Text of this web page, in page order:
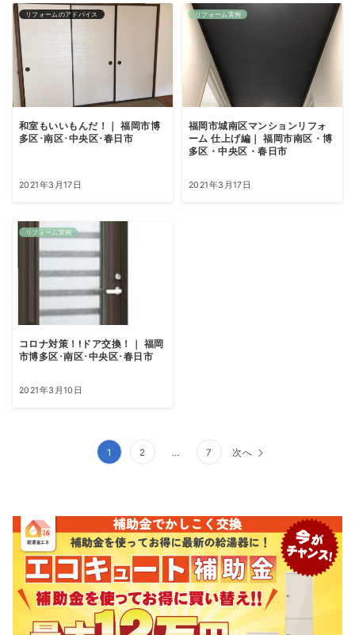
リフォームのアドバイス
和室もいいもんだ！｜ 福岡市博
多区･南区･中央区･春日市
2021年3月17日
リフォーム実例
福岡市城南区マンションリフォ
ーム 仕上げ編｜ 福岡市南区・博
多区・中央区・春日市
2021年3月17日
リフォーム実例
コロナ対策！!ドア交換！｜ 福岡
市博多区･南区･中央区･春日市
2021年3月10日
ビ
ゲ
ー
シ
1 2 … 7 次へ